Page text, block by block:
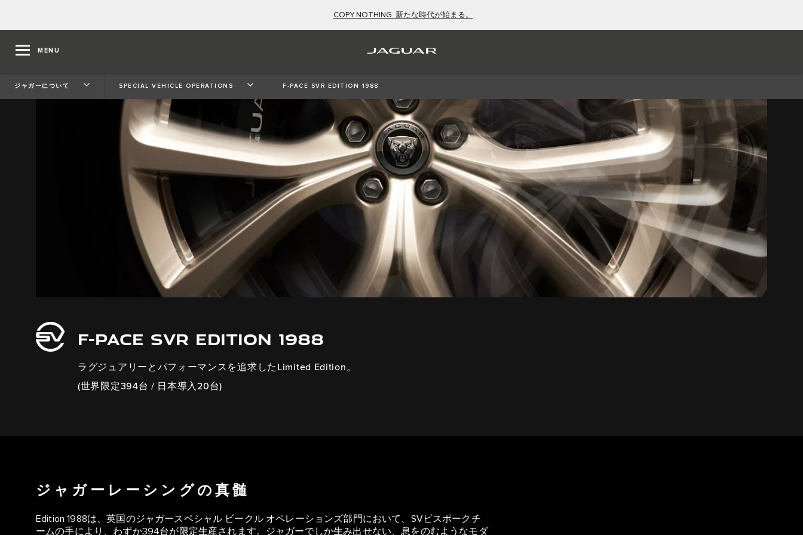
COPY NOTHING. 新たな時代が始まる。
MENU
ジャガーについて SPECIAL VEHICLE OPERATIONS F-PACE SVR EDITION 1988
F-PACE SVR EDITION 1988
ラグジュアリーとパフォーマンスを追求したLimited Edition。
(世界限定394台 / 日本導入20台)
ジャガーレーシングの真髄
Edition 1988は、英国のジャガースペシャル ビークル オペレーションズ部門において、SVビスポークチ
ームの手により、わずか394台が限定生産されます。ジャガーでしか生み出せない、息をのむようなモダ